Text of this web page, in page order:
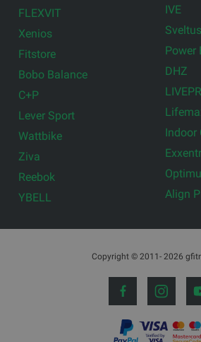
FLEXVIT
Xenios
Fitstore
Bobo Balance
C+P
Lever Sport
Wattbike
Ziva
Reebok
YBELL
IVE
Sveltus
Power
DHZ
Indoor
Align
Copyright © 2011- 2026